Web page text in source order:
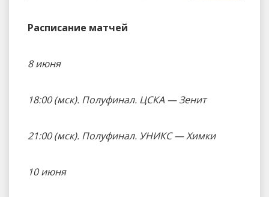
Расписание матчей
8 июня
18:00 (мск). Полуфинал. ЦСКА — Зенит
21:00 (мск). Полуфинал. УНИКС — Химки
10 июня